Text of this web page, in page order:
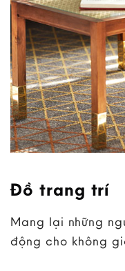
Đồ trang trí
Mang lại những
động cho không